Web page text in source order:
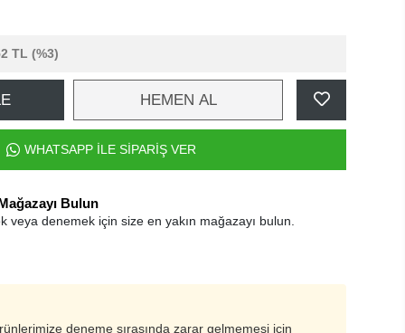
TL (%3)
HEMEN AL
WHATSAPP İLE SİPARİŞ VER
Bulun
veya denemek için size en yakın mağazayı bulun.
deneme sırasında zarar gelmemesi için